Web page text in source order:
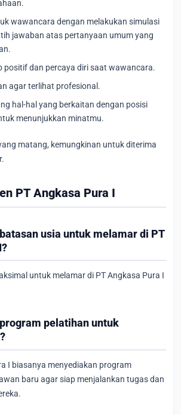
wawancara dengan melakukan simulasi
jawaban atas pertanyaan umum yang
positif dan percaya diri saat wawancara.
agar terlihat profesional.
hal-hal yang berkaitan dengan posisi
menunjukkan minatmu.
matang, kemungkinan untuk diterima
PT Angkasa Pura I
usia untuk melamar di PT
untuk melamar di PT Angkasa Pura I
pelatihan untuk
I biasanya menyediakan program
baru agar siap menjalankan tugas dan